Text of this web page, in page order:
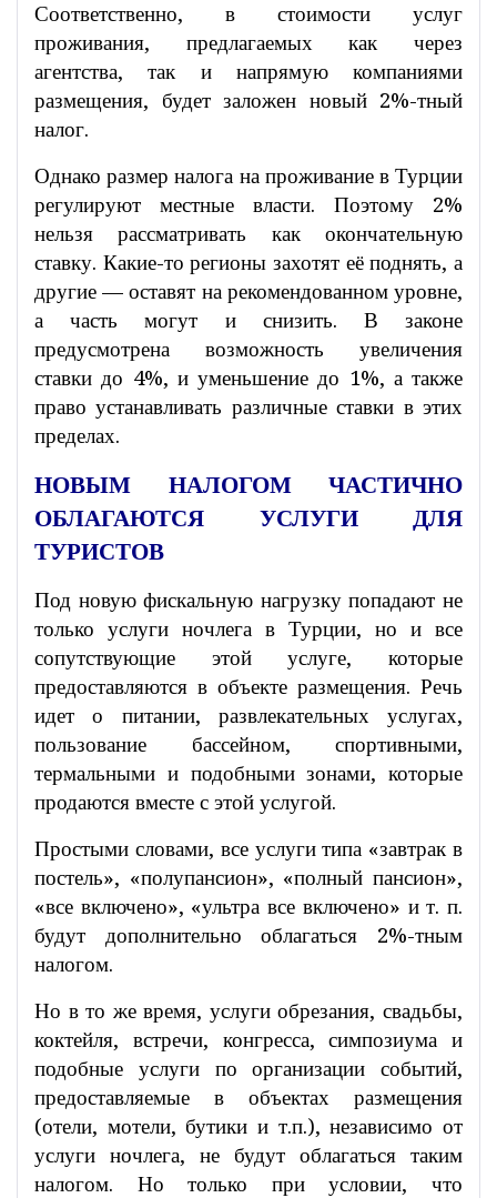
Соответственно, в стоимости услуг
проживания, предлагаемых как через
агентства, так и напрямую компаниями
размещения, будет заложен новый 2%-тный
налог.
Однако размер налога на проживание в Турции
регулируют местные власти. Поэтому 2%
нельзя рассматривать как окончательную
ставку. Какие-то регионы захотят её поднять, а
другие — оставят на рекомендованном уровне,
а часть могут и снизить. В законе
предусмотрена возможность увеличения
ставки до 4%, и уменьшение до 1%, а также
право устанавливать различные ставки в этих
пределах.
НОВЫМ НАЛОГОМ ЧАСТИЧНО
ОБЛАГАЮТСЯ УСЛУГИ ДЛЯ
ТУРИСТОВ
Под новую фискальную нагрузку попадают не
только услуги ночлега в Турции, но и все
сопутствующие этой услуге, которые
предоставляются в объекте размещения. Речь
идет о питании, развлекательных услугах,
пользование бассейном, спортивными,
термальными и подобными зонами, которые
продаются вместе с этой услугой.
Простыми словами, все услуги типа «завтрак в
постель», «полупансион», «полный пансион»,
«все включено», «ультра все включено» и т. п.
будут дополнительно облагаться 2%-тным
налогом.
Но в то же время, услуги обрезания, свадьбы,
коктейля, встречи, конгресса, симпозиума и
подобные услуги по организации событий,
предоставляемые в объектах размещения
(отели, мотели, бутики и т.п.), независимо от
услуги ночлега, не будут облагаться таким
налогом. Но только при условии, что